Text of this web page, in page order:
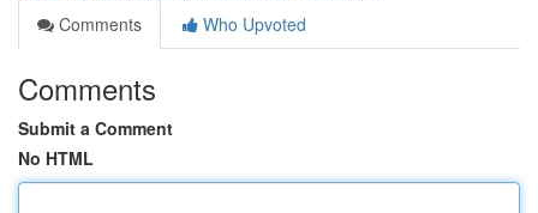
Comments
Who Upvoted
Comments
Submit a Comment
No HTML